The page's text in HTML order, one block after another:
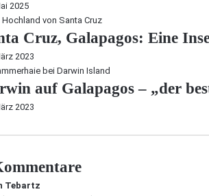
2025
Cruz, Galapagos: Eine
2023
auf Galapagos – „der
2023
Tebartz